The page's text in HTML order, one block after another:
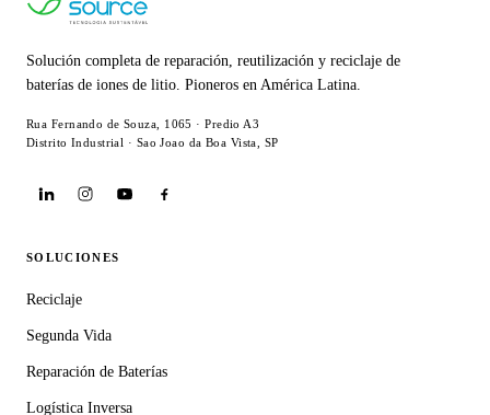
Solución completa de reparación, reutilización y reciclaje de
baterías de iones de litio. Pioneros en América Latina.
Rua Fernando de Souza, 1065 · Predio A3
Distrito Industrial · Sao Joao da Boa Vista, SP
SOLUCIONES
Reciclaje
Segunda Vida
Reparación de Baterías
Logística Inversa